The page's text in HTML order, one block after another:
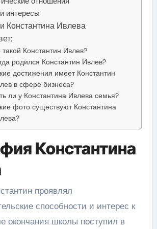
интересы
Константина Ивлева
такой Константин Ивлев?
родился Константин Ивлев?
достижения имеет Константин
в сфере бизнеса?
ли у Константина Ивлева семья?
фото существуют Константина
Константина
проявлял
способности и интерес к
окончания школы поступил в